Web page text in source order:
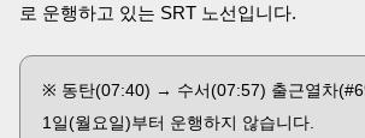
로 운행하고 있는 SRT 노선입니다.
※ 동탄(07:40) → 수서(07:57) 출근열차
1일(월요일)부터 운행하지 않습니다.